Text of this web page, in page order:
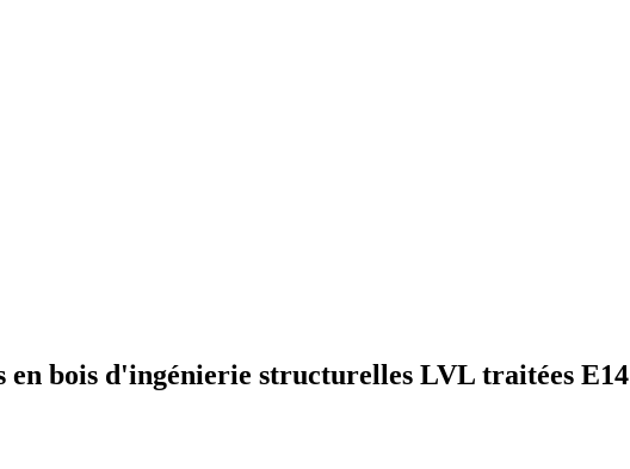
en bois d'ingénierie structurelles LVL traitées E14